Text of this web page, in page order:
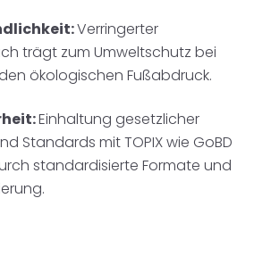
Verringerter
trägt zum Umweltschutz bei
ökologischen Fußabdruck.
Einhaltung gesetzlicher
Standards mit TOPIX wie GoBD
standardisierte Formate und